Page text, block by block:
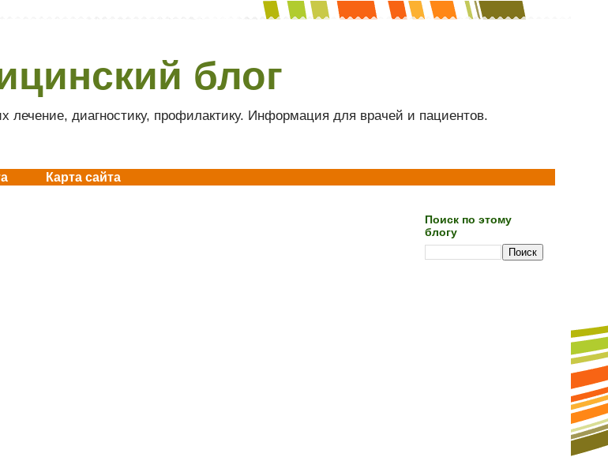
блог
диагностику, профилактику. Информация для врачей и пациентов.
Карта сайта
Поиск по этому
блогу